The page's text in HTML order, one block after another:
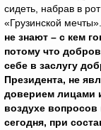
сидеть, набрав в
«Грузинской мечты».
не знают – с кем
потому что
себе в заслугу
Президента, не
доверием лицами
воздухе вопросов
сегодня, при